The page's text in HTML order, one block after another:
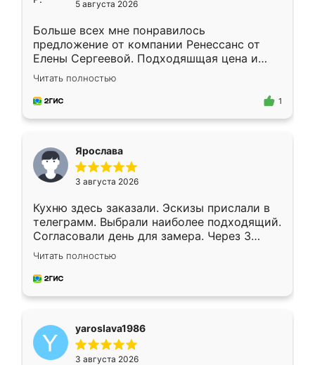
5 августа 2026
Больше всех мне понравилось
предложение от компании Ренессанс от
Елены Сергеевой. Подходяшщая цена и
короткие сроки изготовления. Приехавший
для замера сотрудник Владислав
предложил по моему эскизу самый
Читать полностью
1
Ярослава
3 августа 2026
Кухню здесь заказали. Эскизы прислали в
телеграмм. Выбрали наиболее подходящий.
Согласовали день для замера. Через 3
недели кухня была уже готова. Остались
довольны работой. Спасибо Ренессанс
мебель за качественную работу!
Читать полностью
yaroslava1986
3 августа 2026